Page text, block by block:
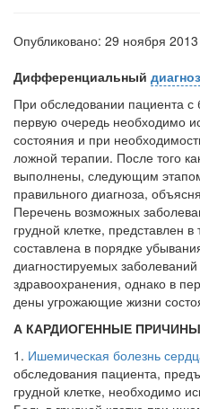
встрече с журналистами
Местная анестезия
Закон о праве родителей
реанимации внесен в
Опубликовано: 29 ноября 2013
Дифференциальный диагноз
При обследовании пациента с
первую очередь необходимо
состояния и при
ложной терапии. После того
выполнены, следующим
правильного диаг­ноза,
Пере­чень возможных
грудной клетке, представлен
составлена в порядке
диагностируемых
здравоохране­ния, однако в
дены угрожающие жизни
А КАРДИОГЕННЫЕ
1. Ишемическая болезнь
обследования пациента,
грудной клетке, необ­ходимо